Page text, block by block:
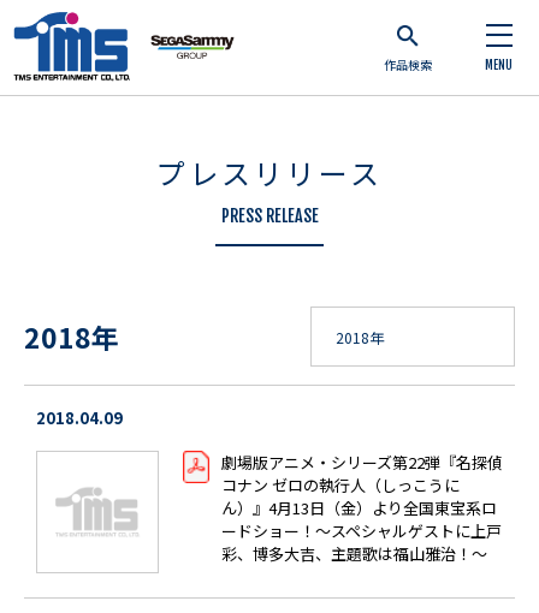
作品検索 MENU
プレスリリース
PRESS RELEASE
2018年
2018.04.09
劇場版アニメ・シリーズ第22弾『名探偵
コナン ゼロの執行人（しっこうに
ん）』4月13日（金）より全国東宝系ロ
ードショー！～スペシャルゲストに上戸
彩、博多大吉、主題歌は福山雅治！～